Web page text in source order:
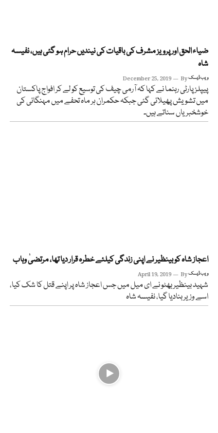
ضیاء الحق اور پرویز مشرف کی باقیات کی نیندیں حرام ہو گئی ہیں، نفیسہ
شاہ
December 25, 2019 Byویب ڈیسک
پیپلز پارٹی رہنما نے کہا کہ آرمی چیف کی توسیع کو لے کر افواج پاکستان
میں تشویش پھیلائی گئی جبکہ حکمران ہر ماہ تحفے میں مہنگائی کی
خوشخبریاں سناتے ہیں۔
اعجاز شاہ کو بینظیر نے اپنی زندگی کیلئے خطرہ قرار دیا تھا، مرتضیٰ وہاب
April 19, 2019 Byویب ڈیسک
شہید بینظیر بھٹو نے ای میل میں جس اعجاز شاہ پر اپنے قتل کا شک کیا،
اسے وزیر بنادیا گیا، نفیسہ شاہ